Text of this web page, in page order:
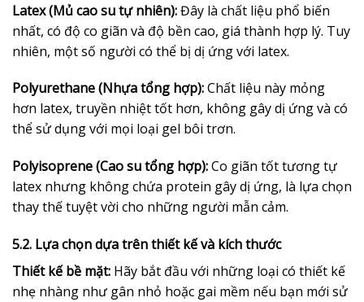
Latex (Mủ cao su tự nhiên):Đây là chất liệu phổ biến
nhất, có độ co giãn và độ bền cao, giá thành hợp lý. Tuy
nhiên, một số người có thể bị dị ứng với latex.
Polyurethane (Nhựa tổng hợp):Chất liệu này mỏng
hơn latex, truyền nhiệt tốt hơn, không gây dị ứng và có
thể sử dụng với mọi loại gel bôi trơn.
Polyisoprene (Cao su tổng hợp):Co giãn tốt tương tự
latex nhưng không chứa protein gây dị ứng, là lựa chọn
thay thế tuyệt vời cho những người mẫn cảm.
5.2. Lựa chọn dựa trên thiết kế và kích thước
Thiết kế bề mặt: Hãy bắt đầu với những loại có thiết kế
nhẹ nhàng như gân nhỏ hoặc gai mềm nếu bạn mới sử